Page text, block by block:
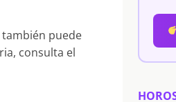
puede
consulta el